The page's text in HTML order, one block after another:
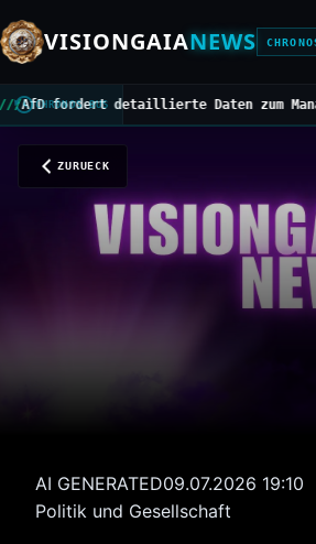
VISIONGAIANEWS
CHRONOS BUS
fordert detaillierte Daten zum
ZURUECK
AI GENERATED09.07.2026 19:10
Politik und Gesellschaft